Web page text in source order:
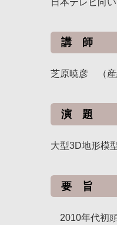
講 師
芝原暁彦 （産
演 題
大型3D地形模
要 旨
2010年代初